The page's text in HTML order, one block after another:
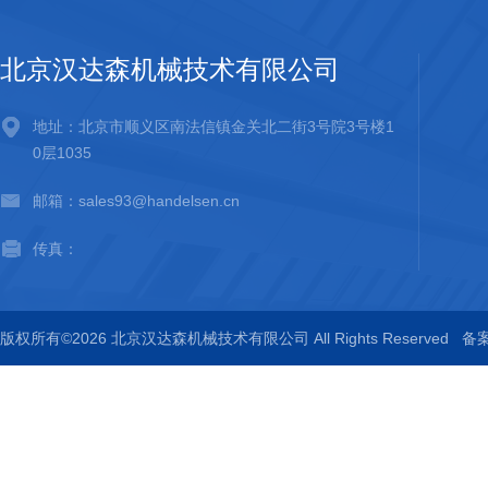
北京汉达森机械技术有限公司
地址：北京市顺义区南法信镇金关北二街3号院3号楼1
0层1035
邮箱：sales93@handelsen.cn
传真：
版权所有©2026 北京汉达森机械技术有限公司 All Rights Reserved 备